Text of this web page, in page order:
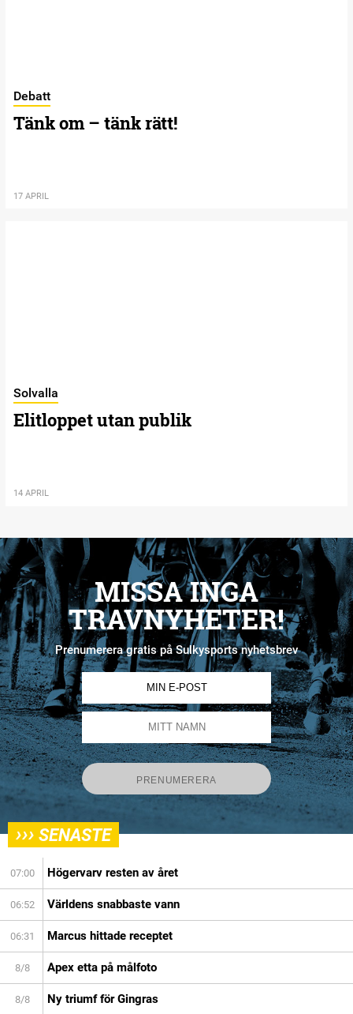
Debatt
Tänk om – tänk rätt!
17 APRIL
Solvalla
Elitloppet utan publik
14 APRIL
MISSA INGA
TRAVNYHETER!
Prenumerera gratis på Sulkysports nyhetsbrev
››› SENASTE
07:00 Högervarv resten av året
06:52 Världens snabbaste vann
06:31 Marcus hittade receptet
8/8 Apex etta på målfoto
8/8 Ny triumf för Gingras